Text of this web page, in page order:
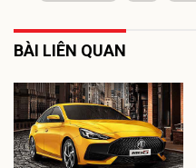
BÀI LIÊN QUAN